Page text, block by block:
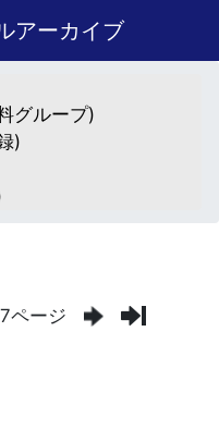
アーカイブ
グループ)
)
ページ